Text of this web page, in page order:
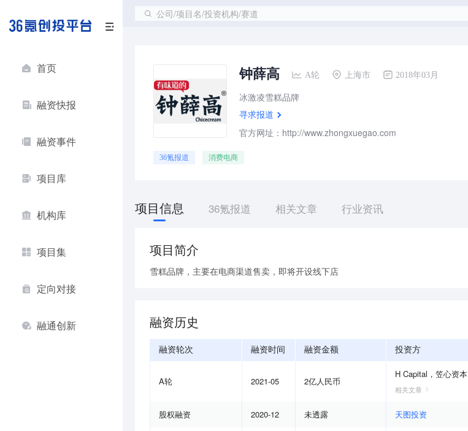
首页
融资快报
融资事件
项目库
机构库
项目集
定向对接
融通创新
公司/项目名/投资机构/赛道
钟薛高 A轮 上海市 2018年03月
冰激凌雪糕品牌
寻求报道
官方网址：http://www.zhongxuegao.com
36氪报道 消费电商
项目信息 36氪报道 相关文章 行业资讯
项目简介
雪糕品牌，主要在电商渠道售卖，即将开设线下店
融资历史
融资轮次 融资时间 融资金额 投资方
A轮 2021-05 2亿人民币
H Capital ， 笠心资本
相关文章
股权融资 2020-12 未透露 天图投资